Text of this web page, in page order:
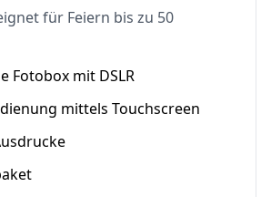
für Feiern bis zu 50
Fotobox mit DSLR
mittels Touchscreen